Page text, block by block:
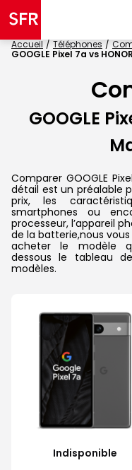
Accueil Téléphones
GOOGLE Pixel 7a vs
GOOGLE
Comparer GOOGLE
détail est un préalable
prix, les
smartphones ou
processeur, l’appareil
de la batterie,nous
acheter le modèle
dessous le tableau
modèles.
Indisponible